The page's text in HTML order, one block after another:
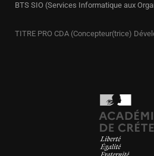
BTS SIO (Services Informatique aux
TITRE PRO CDA (Concepteur(trice)